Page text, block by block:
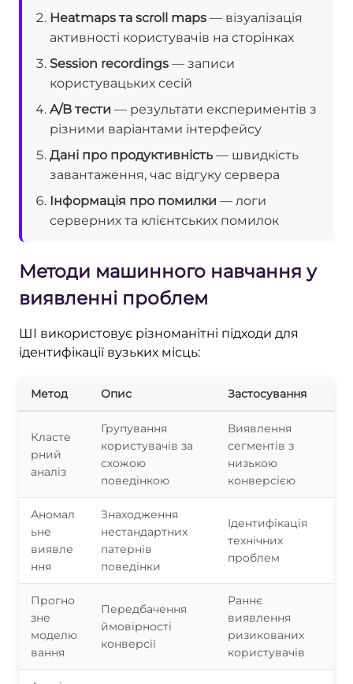
Heatmaps та scroll maps — візуалізація
активності користувачів на сторінках
Session recordings — записи
користувацьких сесій
A/B тести — результати експериментів з
різними варіантами інтерфейсу
Дані про продуктивність — швидкість
завантаження, час відгуку сервера
Інформація про помилки — логи
серверних та клієнтських помилок
Методи машинного навчання у
виявленні проблем
ШІ використовує різноманітні підходи для
ідентифікації вузьких місць:
Метод Опис Застосування
Класте
рний
аналіз
Групування
користувачів за
схожою
поведінкою
Виявлення
сегментів з
низькою
конверсією
Аномал
ьне
виявле
ння
Знаходження
нестандартних
патернів
поведінки
Ідентифікація
технічних
проблем
Прогно
зне
моделю
вання
Передбачення
ймовірності
конверсії
Раннє
виявлення
ризикованих
користувачів